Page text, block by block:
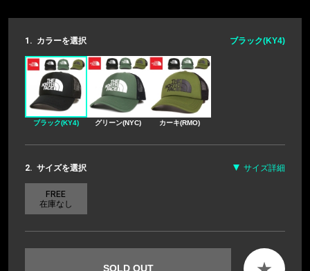
1. カラーを選択 ブラック(KY4)
ブラック(KY4) グリーン(NYC) カーキ(RMO)
2. サイズを選択 サイズ詳細
FREE
在庫なし
SOLD OUT